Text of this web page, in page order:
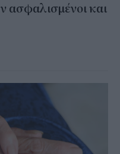
ασφαλισμένοι και